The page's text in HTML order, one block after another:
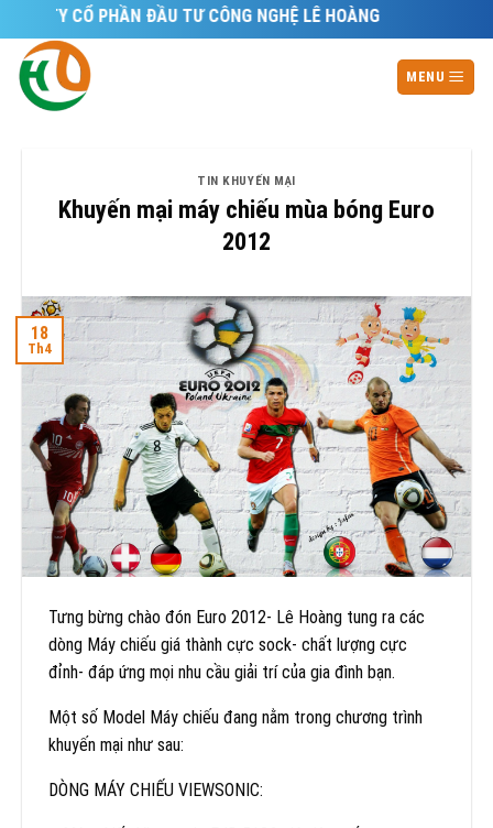
to
content
TY CỔ PHẦN ĐẦU TƯ CÔNG NGHỆ LÊ HOÀNG
MENU
TIN KHUYẾN MẠI
Khuyến mại máy chiếu mùa bóng Euro
2012
18
Th4
Tưng bừng chào đón Euro 2012- Lê Hoàng tung ra các
dòng Máy chiếu giá thành cực sock- chất lượng cực
đỉnh- đáp ứng mọi nhu cầu giải trí của gia đình bạn.
Một số Model Máy chiếu đang nằm trong chương trình
khuyến mại như sau:
DÒNG MÁY CHIẾU VIEWSONIC: